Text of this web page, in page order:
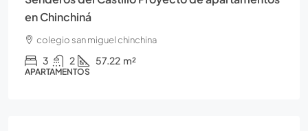
en Chinchiná
colegio san miguel chinchina
3 2 57.22 m²
APARTAMENTOS